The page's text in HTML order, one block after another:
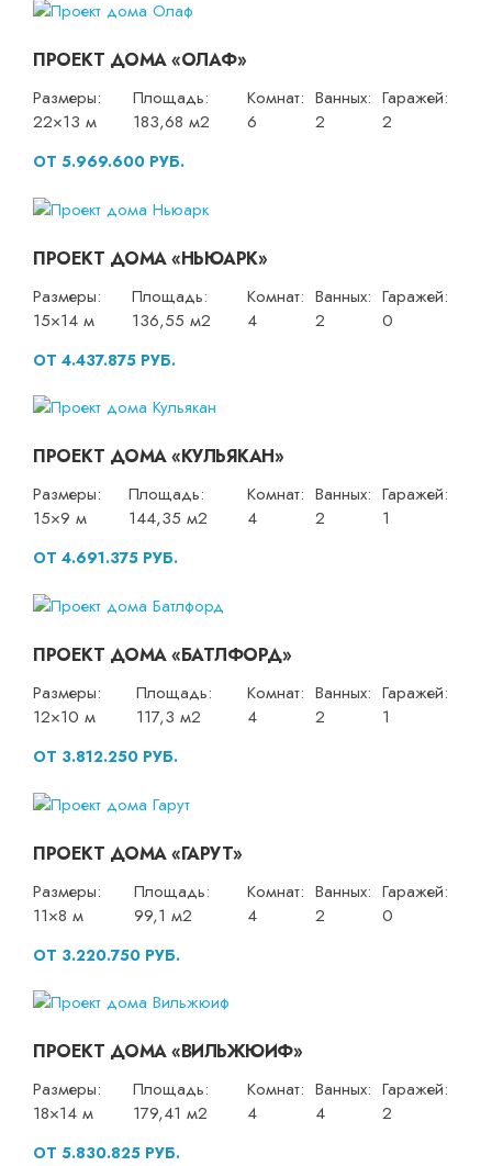
ПРОЕКТ ДОМА «ОЛАФ»
Размеры:
22×13 м
Площадь:
183,68 м2
Комнат:
6
Ванных:
2
Гаражей:
2
ОТ 5.969.600 РУБ.
ПРОЕКТ ДОМА «НЬЮАРК»
Размеры:
15×14 м
Площадь:
136,55 м2
Комнат:
4
Ванных:
2
Гаражей:
0
ОТ 4.437.875 РУБ.
ПРОЕКТ ДОМА «КУЛЬЯКАН»
Размеры:
15×9 м
Площадь:
144,35 м2
Комнат:
4
Ванных:
2
Гаражей:
1
ОТ 4.691.375 РУБ.
ПРОЕКТ ДОМА «БАТЛФОРД»
Размеры:
12×10 м
Площадь:
117,3 м2
Комнат:
4
Ванных:
2
Гаражей:
1
ОТ 3.812.250 РУБ.
ПРОЕКТ ДОМА «ГАРУТ»
Размеры:
11×8 м
Площадь:
99,1 м2
Комнат:
4
Ванных:
2
Гаражей:
0
ОТ 3.220.750 РУБ.
ПРОЕКТ ДОМА «ВИЛЬЖЮИФ»
Размеры:
18×14 м
Площадь:
179,41 м2
Комнат:
4
Ванных:
4
Гаражей:
2
ОТ 5.830.825 РУБ.